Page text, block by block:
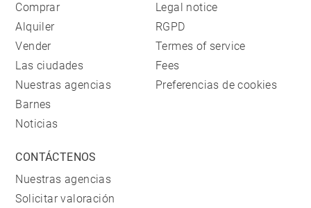
Comprar
Alquiler
Vender
Las ciudades
Nuestras agencias
Barnes
Noticias
Legal notice
RGPD
Termes of service
Fees
Preferencias de cookies
CONTÁCTENOS
Nuestras agencias
Solicitar valoración